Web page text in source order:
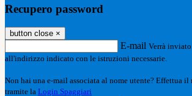
Recupero password
button close ×
E-mail Verrà
all'indirizzo indicato con le istruzioni necessarie.
Non hai una e-mail associata al nome utente? Effettua il
tramite la Login Spaggiari